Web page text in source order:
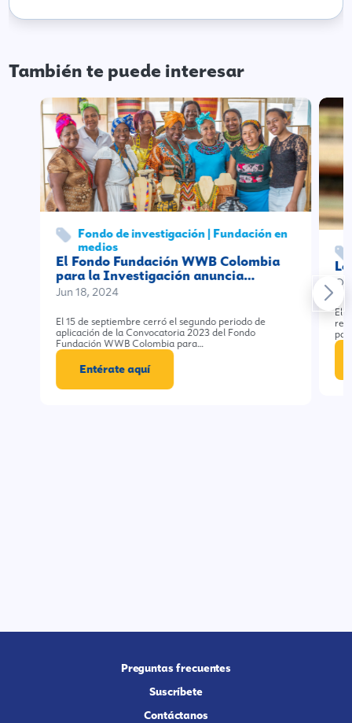
También te puede interesar
Fondo de investigación | Fundación en
medios
El Fondo Fundación WWB Colombia
para la Investigación anuncia…
Jun 18, 2024
El 15 de septiembre cerró el segundo periodo de
aplicación de la Convocatoria 2023 del Fondo
Fundación WWB Colombia para…
Entérate aquí
El
Preguntas frecuentes
Suscríbete
Contáctanos